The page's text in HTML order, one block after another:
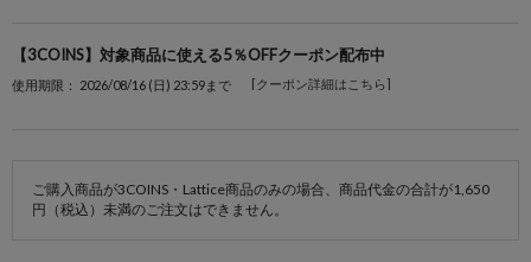
【3COINS】対象商品に使える5％OFFクーポン配布中
使用期限： 2026/08/16 (日) 23:59まで [クーポン詳細はこちら]
ご購入商品が3COINS・Lattice商品のみの場合、商品代金の合計が1,650
円（税込）未満のご注文はできません。